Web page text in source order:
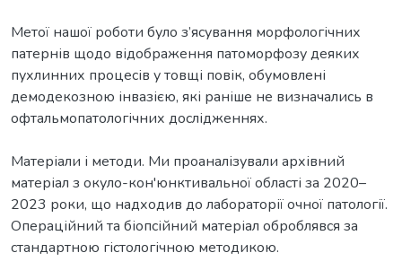
Метої нашої роботи було з’ясування морфологічних
патернів щодо відображення патоморфозу деяких
пухлинних процесів у товщі повік, обумовлені
демодекозною інвазією, які раніше не визначались в
офтальмопатологічних дослідженнях.
Матеріали і методи. Ми проаналізували архівний
матеріал з окуло-кон'юнктивальної області за 2020–
2023 роки, що надходив до лабораторії очної патології.
Операційний та біопсійний матеріал оброблявся за
стандартною гістологічною методикою.